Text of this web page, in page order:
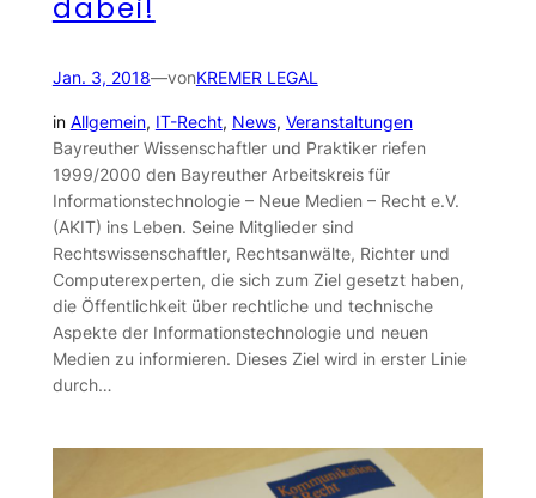
dabei!
Jan. 3, 2018—vonKREMER LEGAL
in Allgemein, IT-Recht, News, Veranstaltungen
Bayreuther Wissenschaftler und Praktiker riefen
1999/2000 den Bayreuther Arbeitskreis für
Informationstechnologie – Neue Medien – Recht e.V.
(AKIT) ins Leben. Seine Mitglieder sind
Rechtswissenschaftler, Rechtsanwälte, Richter und
Computerexperten, die sich zum Ziel gesetzt haben,
die Öffentlichkeit über rechtliche und technische
Aspekte der Informationstechnologie und neuen
Medien zu informieren. Dieses Ziel wird in erster Linie
durch…